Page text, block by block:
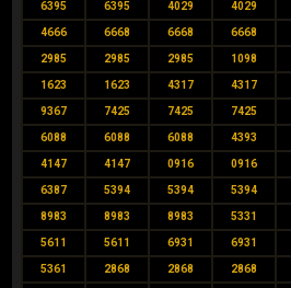
6395 6395 4029 4029
4666 6668 6668 6668
2985 2985 2985 1098
1623 1623 4317 4317
9367 7425 7425 7425
6088 6088 6088 4393
4147 4147 0916 0916
6387 5394 5394 5394
8983 8983 8983 5331
5611 5611 6931 6931
5361 2868 2868 2868